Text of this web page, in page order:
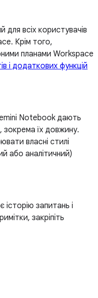
всіх користувачів
Крім того,
планами Workspace
і додаткових функцій
Notebook дають
зокрема їх довжину.
власні стилі
або аналітичний)
запитань і
закріпіть